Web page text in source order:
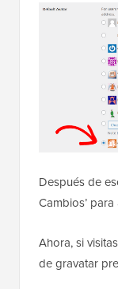
Después de
Cambios’
Ahora, si
de gravatar